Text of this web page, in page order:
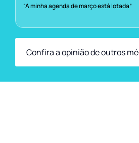
“A minha agenda de março está lotada”
Confira a opinião de outros